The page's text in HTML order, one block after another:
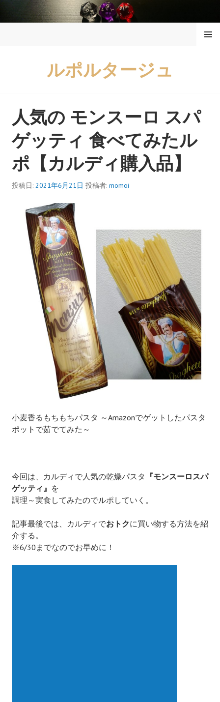
ルポルタージュ
ー
人気の モンスーロ スパ
ゲッティ 食べてみたル
ポ【カルディ購入品】
投稿日: 2021年6月21日 投稿者: momoi
小麦香るもちもちパスタ ～Amazonでゲットしたパスタ
ポットで茹でてみた～
今回は、カルディで人気の乾燥パスタ 『モンスーロスパ
ゲッティ』 を
調理～実食してみたのでルポしていく。
記事最後では、カルディでおトクに買い物する方法を紹
介する。
※6/30までなのでお早めに！